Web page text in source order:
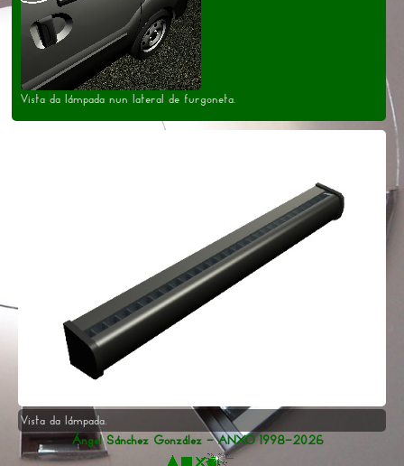
Vista da lámpada nun lateral de furgoneta.
Vista da lámpada.
Ángel Sánchez González - ANXO 1998-2026